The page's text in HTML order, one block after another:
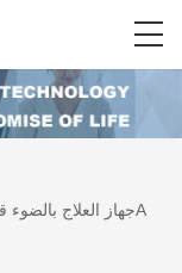
جهاز العلاج بالضوء قاد التوقيت الصيفى الباسيفيكى الفوتون كن-7000A